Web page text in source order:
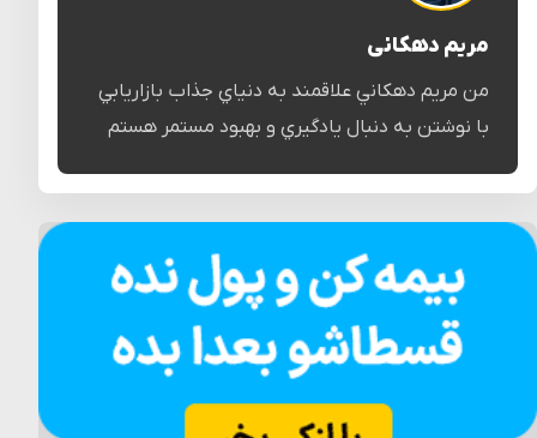
مریم دهکانی
من مريم دهكاني علاقمند به دنياي جذاب بازاريابي
با نوشتن به دنبال يادگيري و بهبود مستمر هستم